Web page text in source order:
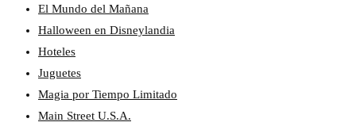
El Mundo del Mañana
Halloween en Disneylandia
Hoteles
Juguetes
Magia por Tiempo Limitado
Main Street U.S.A.